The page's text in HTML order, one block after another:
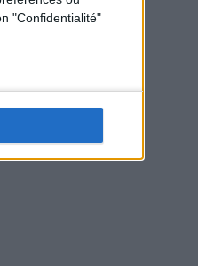
"Confidentialité"